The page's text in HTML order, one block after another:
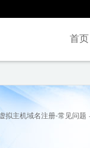
首页
拟主机域名注册-常见问题